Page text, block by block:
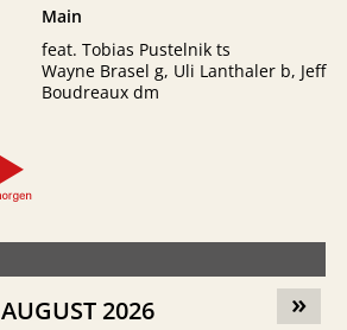
Main
feat. Tobias Pustelnik ts
Wayne Brasel g, Uli Lanthaler b, Jeff
Boudreaux dm
»
AUGUST 2026